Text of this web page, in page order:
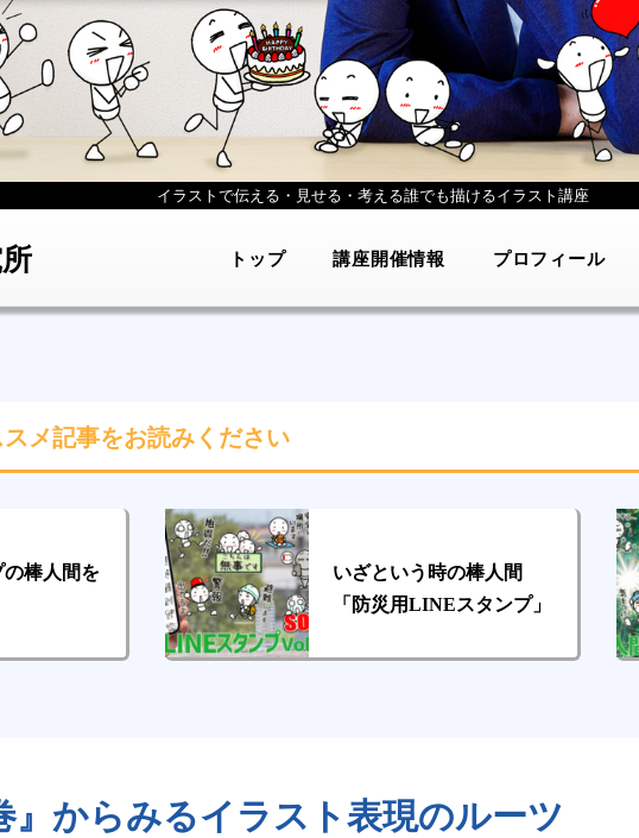
イラストで伝える・見せる・考える誰でも描けるイラスト講座
トップ 講座開催情報 プロフィール
スメ記事をお読みください
棒人間を
いざという時の棒人間
「防災用LINEスタンプ」
』からみるイラスト表現のルーツ